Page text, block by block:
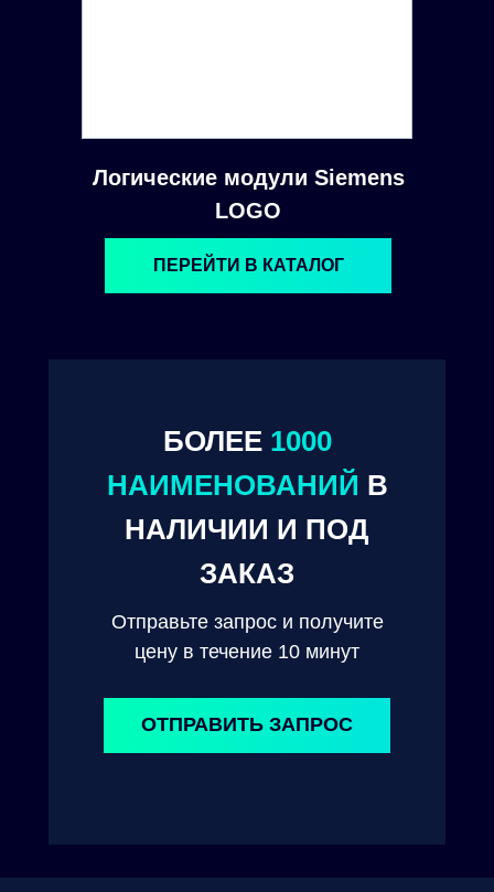
ОТПРАВИТЬ ЗАПРОС
БОЛЕЕ 1000
НАИМЕНОВАНИЙ В
НАЛИЧИИ И ПОД
ЗАКАЗ
Отправьте запрос и получите
цену в течение 10 минут
Логические модули Siemens
LOGO
ПЕРЕЙТИ В КАТАЛОГ
© 2024. ООО "Технокам Инжиниринг"